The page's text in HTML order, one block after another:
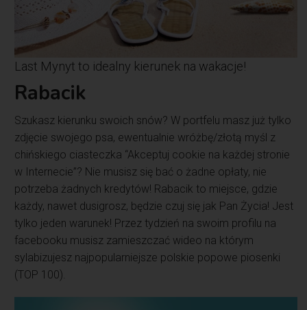
Last Mynyt to idealny kierunek na wakacje!
Rabacik
Szukasz kierunku swoich snów? W portfelu masz już tylko
zdjęcie swojego psa, ewentualnie wróżbę/złotą myśl z
chińskiego ciasteczka “Akceptuj cookie na każdej stronie
w Internecie”? Nie musisz się bać o żadne opłaty, nie
potrzeba żadnych kredytów! Rabacik to miejsce, gdzie
każdy, nawet dusigrosz, będzie czuj się jak Pan Życia! Jest
tylko jeden warunek! Przez tydzień na swoim profilu na
facebooku musisz zamieszczać wideo na którym
sylabizujesz najpopularniejsze polskie popowe piosenki
(TOP 100).